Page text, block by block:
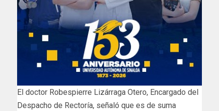
El doctor Robespierre Lizárraga Otero, Encargado del
Despacho de Rectoría, señaló que es de suma